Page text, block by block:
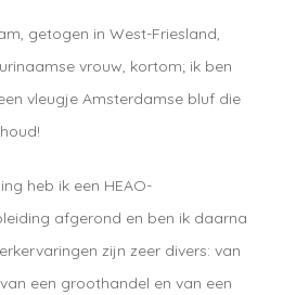
getogen in West-Friesland,
vrouw, kortom; ik ben
vleugje Amsterdamse bluf die
heb ik een HEAO-
afgerond en ben ik daarna
zijn zeer divers: van
een groothandel en van een